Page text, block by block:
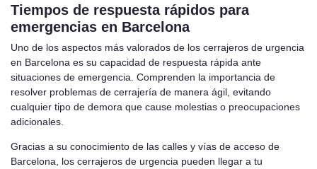
Tiempos de respuesta rápidos para
emergencias en Barcelona
Uno de los aspectos más valorados de los cerrajeros de urgencia
en Barcelona es su capacidad de respuesta rápida ante
situaciones de emergencia. Comprenden la importancia de
resolver problemas de cerrajería de manera ágil, evitando
cualquier tipo de demora que cause molestias o preocupaciones
adicionales.
Gracias a su conocimiento de las calles y vías de acceso de
Barcelona, los cerrajeros de urgencia pueden llegar a tu